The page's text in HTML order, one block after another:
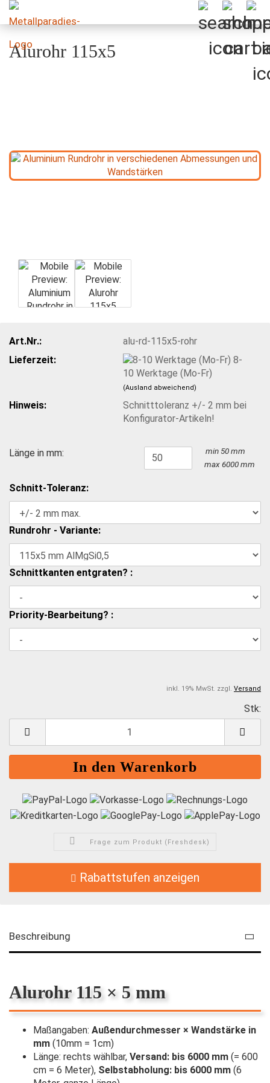
Alurohr 115x5
Art.Nr.:
alu-rd-115x5-rohr
Lieferzeit:
8-
10 Werktage (Mo-Fr)
(Ausland abweichend)
Hinweis:
Schnitttoleranz +/- 2 mm bei
Konfigurator-Artikeln!
Länge in mm:
min 50 mm
max 6000 mm
Schnitt-Toleranz:
Rundrohr - Variante:
Schnittkanten entgraten? :
Priority-Bearbeitung? :
inkl. 19% MwSt. zzgl. Versand
Stk:
Frage zum Produkt (Freshdesk)
Rabattstufen anzeigen
Beschreibung
Alurohr 115 × 5 mm
Maßangaben: Außendurchmesser × Wandstärke in
mm (10mm = 1cm)
Länge: rechts wählbar, Versand: bis 6000 mm (= 600
cm = 6 Meter), Selbstabholung: bis 6000 mm (6